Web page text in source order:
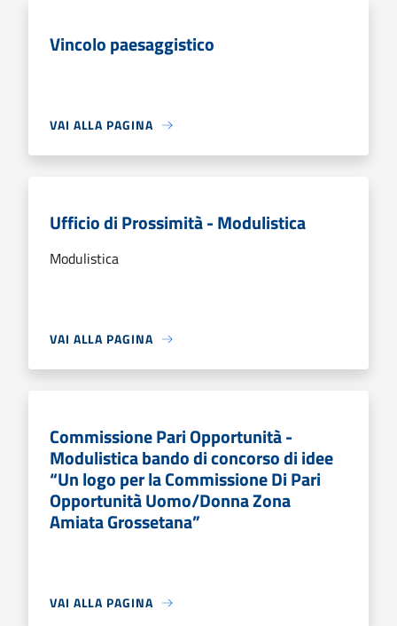
Vincolo paesaggistico
VAI ALLA PAGINA
Ufficio di Prossimità - Modulistica
Modulistica
VAI ALLA PAGINA
Commissione Pari Opportunità -
Modulistica bando di concorso di idee
“Un logo per la Commissione Di Pari
Opportunità Uomo/Donna Zona
Amiata Grossetana”
VAI ALLA PAGINA